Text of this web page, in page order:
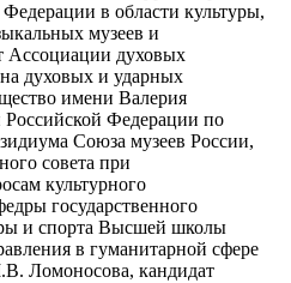
в области культуры,
музеев и
Ассоциации духовых
духовых и ударных
имени Валерия
Федерации по
Союза музеев России,
совета при
культурного
государственного
и спорта Высшей школы
в гуманитарной сфере
Ломоносова, кандидат